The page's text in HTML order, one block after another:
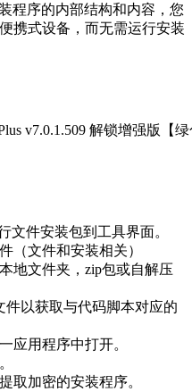
程序的内部结构和内容，您
携式设备，而无需运行安装
文件安装包到工具界面。
（文件和安装相关）
地文件夹，zip包或自解压
件以获取与代码脚本对应的
应用程序中打开。
取加密的安装程序。